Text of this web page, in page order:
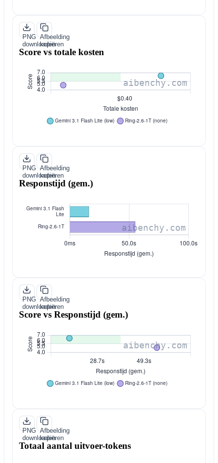
PNG
downloaden
Afbeelding
kopiëren
Score vs totale kosten
PNG
downloaden
Afbeelding
kopiëren
Responstijd (gem.)
PNG
downloaden
Afbeelding
kopiëren
Score vs Responstijd (gem.)
PNG
downloaden
Afbeelding
kopiëren
Totaal aantal uitvoer-tokens